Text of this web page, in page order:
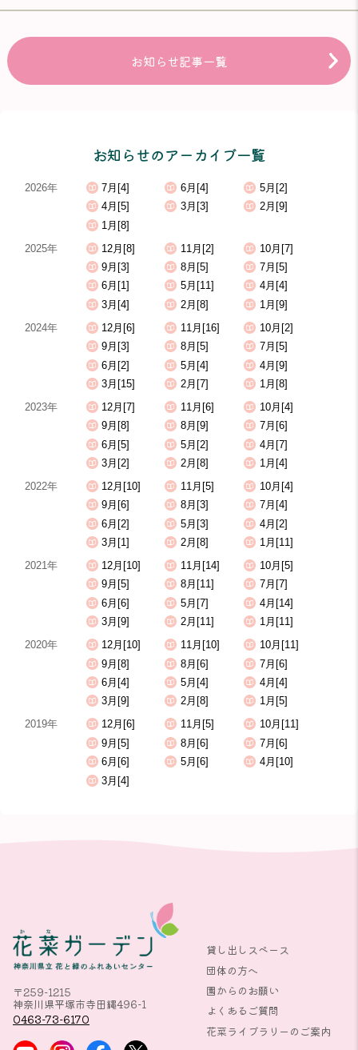
お知らせ記事一覧
お知らせのアーカイブ一覧
2026年 7月[4] 6月[4]
5月[2]
4月[5]
3月[3]
2月[9]
1月[8]
2025年
12月[8] 11月[2]
10月[7]
9月[3]
8月[5]
7月[5]
6月[1]
5月[11]
4月[4]
3月[4]
2月[8]
1月[9]
2024年
12月[6] 11月[16]
10月[2]
9月[3]
8月[5]
7月[5]
6月[2]
5月[4]
4月[9]
3月[15]
2月[7]
1月[8]
2023年
12月[7] 11月[6]
10月[4]
9月[8]
8月[9]
7月[6]
6月[5]
5月[2]
4月[7]
3月[2]
2月[8]
1月[4]
2022年
12月[10] 11月[5]
10月[4]
9月[6]
8月[3]
7月[4]
6月[2]
5月[3]
4月[2]
3月[1]
2月[8]
1月[11]
2021年
12月[10] 11月[14]
10月[5]
9月[5]
8月[11]
7月[7]
6月[6]
5月[7]
4月[14]
3月[9]
2月[11]
1月[11]
2020年
12月[10] 11月[10]
10月[11]
9月[8]
8月[6]
7月[6]
6月[4]
5月[4]
4月[4]
3月[9]
2月[8]
1月[5]
2019年
12月[6] 11月[5]
10月[11]
9月[5]
8月[6]
7月[6]
6月[6]
5月[6]
4月[10]
3月[4]
〒259-1215
神奈川県平塚市寺田縄496-1
0463-73-6170
貸し出しスペース
団体の方へ
園からのお願い
よくあるご質問
花菜ライブラリーのご案内